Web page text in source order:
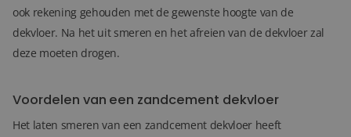
ook rekening gehouden met de gewenste hoogte van de
dekvloer. Na het uit smeren en het afreien van de dekvloer zal
deze moeten drogen.
Voordelen van een zandcement dekvloer
Het laten smeren van een zandcement dekvloer heeft